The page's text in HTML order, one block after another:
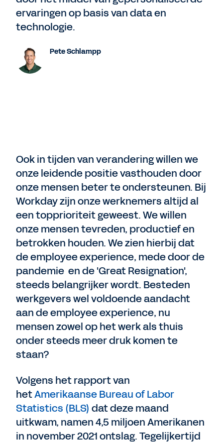
ervaringen op basis van data en
technologie.
Pete Schlampp
Ook in tijden van verandering willen we
onze leidende positie vasthouden door
onze mensen beter te ondersteunen. Bij
Workday zijn onze werknemers altijd al
een topprioriteit geweest. We willen
onze mensen tevreden, productief en
betrokken houden. We zien hierbij dat
de employee experience, mede door de
pandemie en de 'Great Resignation',
steeds belangrijker wordt. Besteden
werkgevers wel voldoende aandacht
aan de employee experience, nu
mensen zowel op het werk als thuis
onder steeds meer druk komen te
staan?
Volgens het rapport van
hetAmerikaanse Bureau of Labor
Statistics (BLS) dat deze maand
uitkwam, namen 4,5 miljoen Amerikanen
in november 2021 ontslag. Tegelijkertijd